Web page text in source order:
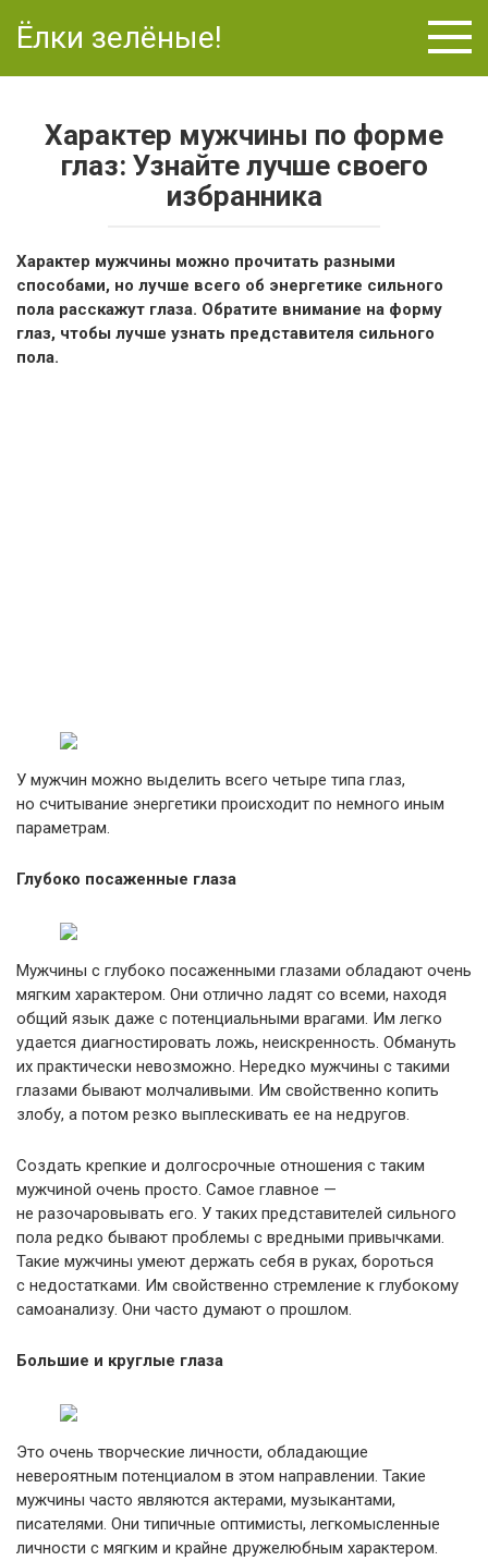
Ёлки зелёные!
Характер мужчины по форме
глаз: Узнайте лучше своего
избранника
Характер мужчины можно прочитать разными
способами, но лучше всего об энергетике сильного
пола расскажут глаза. Обратите внимание на форму
глаз, чтобы лучше узнать представителя сильного
пола.
У мужчин можно выделить всего четыре типа глаз,
но считывание энергетики происходит по немного иным
параметрам.
Глубоко посаженные глаза
Мужчины с глубоко посаженными глазами обладают очень
мягким характером. Они отлично ладят со всеми, находя
общий язык даже с потенциальными врагами. Им легко
удается диагностировать ложь, неискренность. Обмануть
их практически невозможно. Нередко мужчины с такими
глазами бывают молчаливыми. Им свойственно копить
злобу, а потом резко выплескивать ее на недругов.
Создать крепкие и долгосрочные отношения с таким
мужчиной очень просто. Самое главное —
не разочаровывать его. У таких представителей сильного
пола редко бывают проблемы с вредными привычками.
Такие мужчины умеют держать себя в руках, бороться
с недостатками. Им свойственно стремление к глубокому
самоанализу. Они часто думают о прошлом.
Большие и круглые глаза
Это очень творческие личности, обладающие
невероятным потенциалом в этом направлении. Такие
мужчины часто являются актерами, музыкантами,
писателями. Они типичные оптимисты, легкомысленные
личности с мягким и крайне дружелюбным характером.